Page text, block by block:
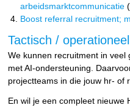
arbeidsmarktcommunicatie
Boost referral recruitment;
Tactisch /
We kunnen recruitment in
met AI-ondersteuning.
projectteams in die jouw hr- of
En wil je een compleet nieuwe